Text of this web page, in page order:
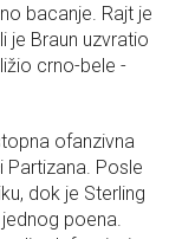
bacanje. Rajt je
je Braun uzvratio
crno-bele -
ofanzivna
Partizana. Posle
dok je Sterling
poena.